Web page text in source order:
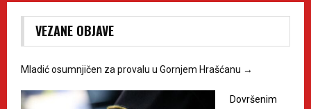
VEZANE OBJAVE
Mladić osumnjičen za provalu u Gornjem Hrašćanu →
Dovršenim